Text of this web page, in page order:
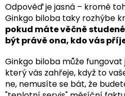
Odpověď je jasná – kromě
Ginkgo biloba taky rozhýbe
pokud máte věčně
být právě ona, kdo vás
Ginkgo biloba může
který vás zahřeje, když to
ne, nemusíte se bát, že